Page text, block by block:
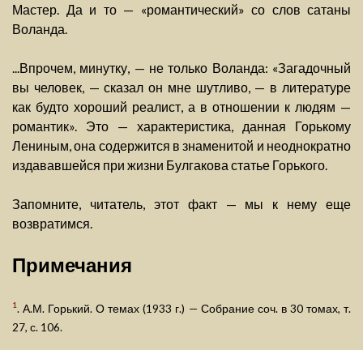
Мастер. Да и то — «романтический» со слов сатаны
Воланда.
...Впрочем, минутку, — не только Воланда: «Загадочный
вы человек, — сказал он мне шутливо, — в литературе
как будто хороший реалист, а в отношении к людям —
романтик». Это — характеристика, данная Горькому
Лениным, она содержится в знаменитой и неоднократно
издававшейся при жизни Булгакова статье Горького.
Запомните, читатель, этот факт — мы к нему еще
возвратимся.
Примечания
1. А.М. Горький. О темах (1933 г.) — Собрание соч. в 30 томах, т.
27, с. 106.